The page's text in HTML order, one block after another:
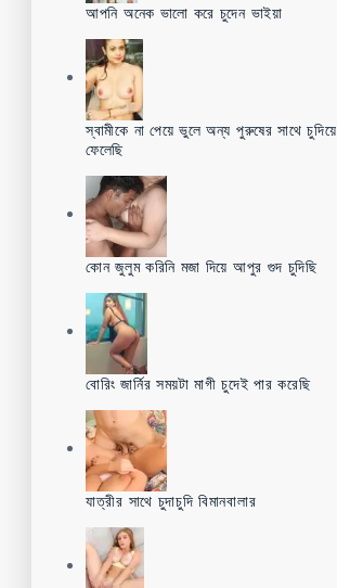
আপনি অনেক ভালো করে চুদেন ভাইয়া
স্বামীকে না পেয়ে ভুলে অন্য পুরুষের সাথে চুদিয়ে
ফেলেছি
কোন জুলুম করিনি মজা দিয়ে আপুর গুদ চুদিছি
বোরিং জার্নির সময়টা মাগী চুদেই পার করেছি
যাত্রীর সাথে চুদাচুদি বিমানবালার